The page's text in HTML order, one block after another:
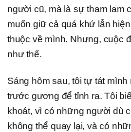
người cũ, mà là sự tham lam
muốn giữ cả quá khứ lẫn
thuộc về mình. Nhưng, cuộc
như thế.
Sáng hôm sau, tôi tự tát mình
trước gương để tỉnh ra. Tôi
khoát, vì có những người dù
không thể quay lại, và có